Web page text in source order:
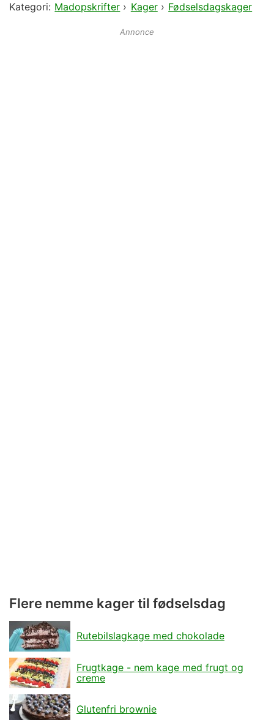
Kategori: Madopskrifter › Kager› Fødselsdagskager
Annonce
Flere nemme kager til fødselsdag
Rutebilslagkage med chokolade
Frugtkage - nem kage med frugt og
creme
Glutenfri brownie